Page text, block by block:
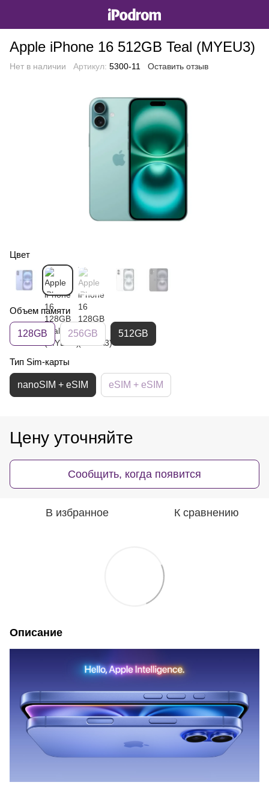
Apple iPhone 16 512GB Teal (MYEU3)
Нет в наличии Артикул: 5300-11 Оставить отзыв
Цвет
Объем памяти
128GB 256GB 512GB
Тип Sim-карты
nanoSIM + eSIM eSIM + eSIM
Цену уточняйте
Сообщить, когда появится
В избранное К сравнению
Описание